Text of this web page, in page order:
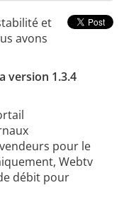
et
avons
version 1.3.4
pour le
Webtv
débit pour